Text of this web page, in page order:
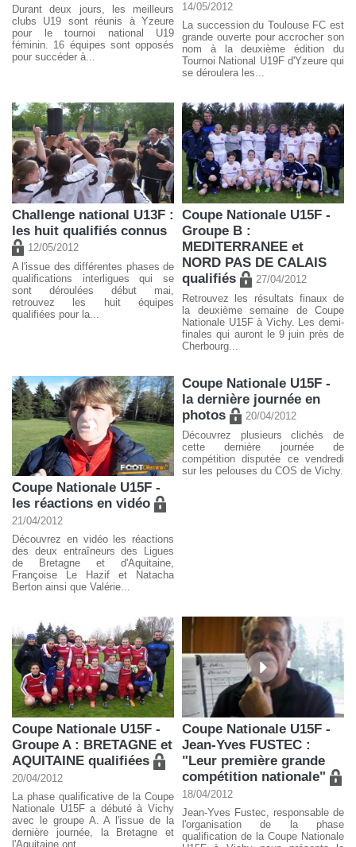
Durant deux jours, les meilleurs
clubs U19 sont réunis à Yzeure
pour le tournoi national U19
féminin. 16 équipes sont opposés
pour succéder à...
14/05/2012
La succession du Toulouse FC est
grande ouverte pour accrocher son
nom à la deuxième édition du
Tournoi National U19F d'Yzeure qui
se déroulera les...
Challenge national U13F :
les huit qualifiés connus
12/05/2012
A l'issue des différentes phases de
qualifications interligues qui se
sont déroulées début mai,
retrouvez les huit équipes
qualifiées pour la...
Coupe Nationale U15F -
Groupe B :
MEDITERRANEE et
NORD PAS DE CALAIS
qualifiés
27/04/2012
Retrouvez les résultats finaux de
la deuxième semaine de Coupe
Nationale U15F à Vichy. Les demi-
finales qui auront le 9 juin près de
Cherbourg...
Coupe Nationale U15F -
les réactions en vidéo
21/04/2012
Découvrez en vidéo les réactions
des deux entraîneurs des Ligues
de Bretagne et d'Aquitaine,
Françoise Le Hazif et Natacha
Berton ainsi que Valérie...
Coupe Nationale U15F -
la dernière journée en
photos
20/04/2012
Découvrez plusieurs clichés de
cette dernière journée de
compétition disputée ce vendredi
sur les pelouses du COS de Vichy.
Coupe Nationale U15F -
Groupe A : BRETAGNE et
AQUITAINE qualifiées
20/04/2012
La phase qualificative de la Coupe
Nationale U15F a débuté à Vichy
avec le groupe A. A l'issue de la
dernière journée, la Bretagne et
l'Aquitaine ont...
Coupe Nationale U15F -
Jean-Yves FUSTEC :
"Leur première grande
compétition nationale"
18/04/2012
Jean-Yves Fustec, responsable de
l'organisation de la phase
qualification de la Coupe Nationale